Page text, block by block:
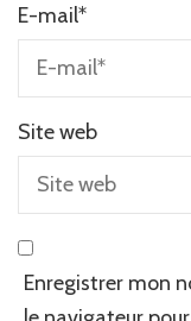
E-mail*
Site web
Enregistrer mon